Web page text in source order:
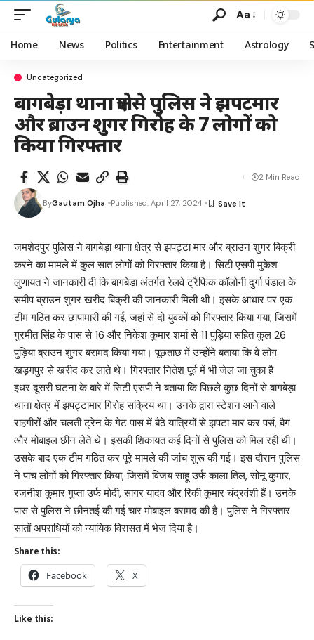
Aa
Home News Politics Entertainment Astrology
Uncategorized
बागबेड़ा थाना क्षेत्र से पुलिस ने झपटमार
और ब्राउन शुगर गिरोह के 7 लोगों को
किया गिरफ्तार
ByGautam Ojha Published: April 27, 2024
2 Min Read
जमशेदपुर पुलिस ने बागबेड़ा थाना क्षेत्र से झपट्टा मार और ब्राउन शुगर बिक्री
करने का मामले में कुल सात लोगों को गिरफ्तार किया है। सिटी एसपी मुकेश
लुणायत ने जानकारी दी कि बागबेड़ा अंतर्गत रेलवे ट्रैफिक कॉलोनी दुर्गा पंडाल के
समीप ब्राउन शुगर खरीद बिक्री की जानकारी मिली थी। इसके आधार पर एक
टीम गठित कर छापामारी की गई, जहां से दो युवकों को गिरफ्तार किया गया, जिसमें
गुरमीत सिंह के पास से 16 और निकेश कुमार शर्मा से 11 पुड़िया सहित कुल 26
पुड़िया ब्राउन शुगर बरामद किया गया। पूछताछ में उन्होंने बताया कि वे लोग
खड़गपुर से खरीद कर लाते थे। गिरफ्तार नितेश पूर्व में भी जेल जा चुका है
इधर दूसरी घटना के बारे में सिटी एसपी ने बताया कि पिछले कुछ दिनों से बागबेड़ा
थाना क्षेत्र में झपट्टामार गिरोह सक्रिय था। उनके द्वारा स्टेशन आने वाले
राहगीरों और चलती ट्रेन के गेट पास में बैठे यात्रियों से झपटा मार कर पर्स, बैग
और मोबाइल छीन लेते थे। इसकी शिकायत कई दिनों से पुलिस को मिल रही थी।
उसके बाद एक टीम गठित कर पूरे मामले की जांच शुरू की गई। इस दौरान पुलिस
ने पांच लोगों को गिरफ्तार किया, जिसमें विजय साहू उर्फ काला तिल, सोनू कुमार,
रजनीश कुमार गुप्ता उर्फ मोदी, सागर यादव और रिकी कुमार चंद्रवंशी हैं। उनके
पास से पुलिस ने छीनतई की गई चार मोबाइल बरामद की है। पुलिस ने गिरफ्तार
सातों अपराधियों को न्यायिक विरासत में भेज दिया है।
Share this:
Facebook X
Like this: